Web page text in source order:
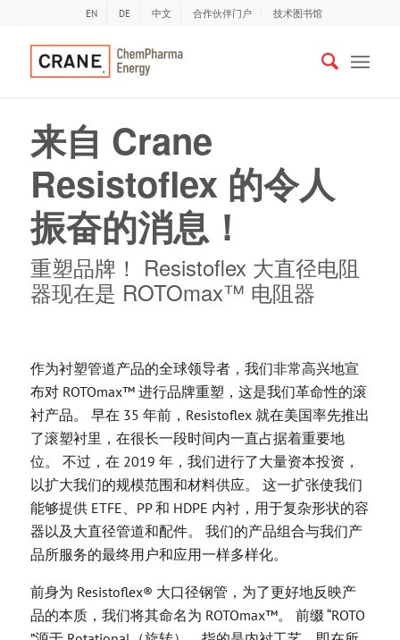
EN DE 中文 合作伙伴门户 技术图书馆
来自 Crane
Resistoflex 的令人
振奋的消息！
重塑品牌！ Resistoflex 大直径电阻
器现在是 ROTOmax™ 电阻器
作为衬塑管道产品的全球领导者，我们非常高兴地宣
布对 ROTOmax™ 进行品牌重塑，这是我们革命性的滚
衬产品。 早在 35 年前，Resistoflex 就在美国率先推出
了滚塑衬里，在很长一段时间内一直占据着重要地
位。 不过，在 2019 年，我们进行了大量资本投资，
以扩大我们的规模范围和材料供应。 这一扩张使我们
能够提供 ETFE、PP 和 HDPE 内衬，用于复杂形状的容
器以及大直径管道和配件。 我们的产品组合与我们产
品所服务的最终用户和应用一样多样化。
前身为 Resistoflex® 大口径钢管，为了更好地反映产
品的本质，我们将其命名为 ROTOmax™。 前缀 “ROTO